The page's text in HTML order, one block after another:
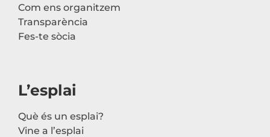
Com ens organitzem
Transparència
Fes-te sòcia
L’esplai
Què és un esplai?
Vine a l’esplai